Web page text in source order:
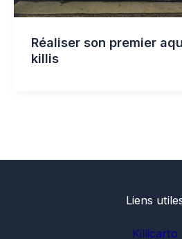
Réaliser son premier
killis
Liens
Killicarto